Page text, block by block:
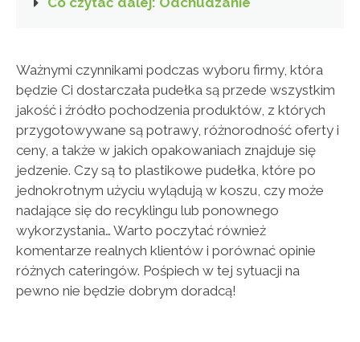
Ważnymi czynnikami podczas wyboru firmy, która
będzie Ci dostarczała pudełka są przede wszystkim
jakość i źródło pochodzenia produktów, z których
przygotowywane są potrawy, różnorodność oferty i
ceny, a także w jakich opakowaniach znajduje się
jedzenie. Czy są to plastikowe pudełka, które po
jednokrotnym użyciu wylądują w koszu, czy może
nadające się do recyklingu lub ponownego
wykorzystania… Warto poczytać również
komentarze realnych klientów i porównać opinie
różnych cateringów. Pośpiech w tej sytuacji na
pewno nie będzie dobrym doradcą!